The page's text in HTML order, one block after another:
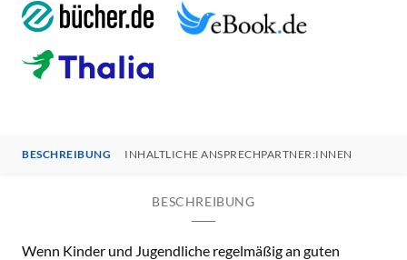
BESCHREIBUNG INHALTLICHE ANSPRECHPARTNER:INNEN
BESCHREIBUNG
Wenn Kinder und Jugendliche regelmäßig an guten